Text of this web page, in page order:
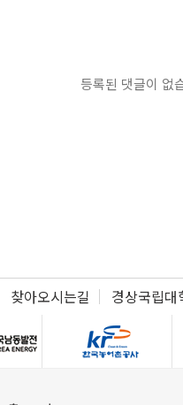
등록된 댓글이 없
찾아오시는길 경상국립대